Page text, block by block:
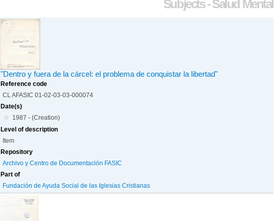
Subjects - Salud Mental
"Dentro y fuera de la cárcel: el problema de conquistar la libertad"
Reference code
CL AFASIC 01-02-03-03-000074
Date(s)
1987 - (Creation)
Level of description
Item
Repository
Archivo y Centro de Documentación FASIC
Part of
Fundación de Ayuda Social de las Iglesias Cristianas